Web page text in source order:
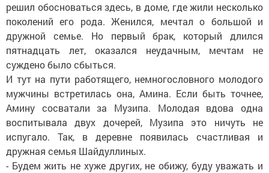
решил обосноваться здесь, в доме, где жили несколько
поколений его рода. Женился, мечтал о большой и
дружной семье. Но первый брак, который длился
пятнадцать лет, оказался неудачным, мечтам не
суждено было сбыться.
И тут на пути работящего, немногословного молодого
мужчины встретилась она, Амина. Если быть точнее,
Амину сосватали за Музипа. Молодая вдова одна
воспитывала двух дочерей, Музипа это ничуть не
испугало. Так, в деревне появилась счастливая и
дружная семья Шайдуллиных.
- Будем жить не хуже других, не обижу, буду уважать и